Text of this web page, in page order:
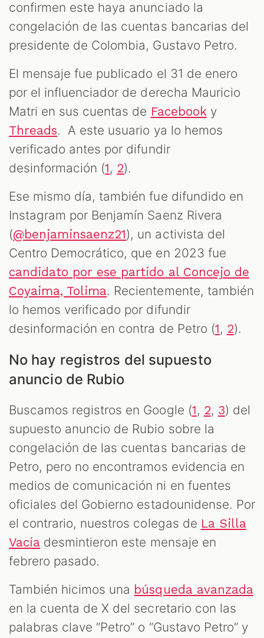
confirmen este haya anunciado la
congelación de las cuentas bancarias del
presidente de Colombia, Gustavo Petro.
El mensaje fue publicado el 31 de enero
por el influenciador de derecha Mauricio
Matri en sus cuentas de Facebooky
Threads. A este usuario ya lo hemos
verificado antes por difundir
desinformación (1, 2).
Ese mismo día, también fue difundido en
Instagram por Benjamín Saenz Rivera
(@benjaminsaenz21), un activista del
Centro Democrático, que en 2023 fue
candidato por ese partido al Concejo de
Coyaima, Tolima. Recientemente, también
lo hemos verificado por difundir
desinformación en contra de Petro (1, 2).
No hay registros del supuesto
anuncio de Rubio
Buscamos registros en Google (1, 2, 3) del
supuesto anuncio de Rubio sobre la
congelación de las cuentas bancarias de
Petro, pero no encontramos evidencia en
medios de comunicación ni en fuentes
oficiales del Gobierno estadounidense. Por
el contrario, nuestros colegas de La Silla
Vacía desmintieron este mensaje en
febrero pasado.
También hicimos una búsqueda avanzada
en la cuenta de X del secretario con las
palabras clave “Petro” o “Gustavo Petro” y